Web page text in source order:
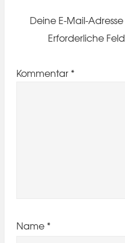
Deine E-Mail-
Erforderliche
Kommentar *
Name *